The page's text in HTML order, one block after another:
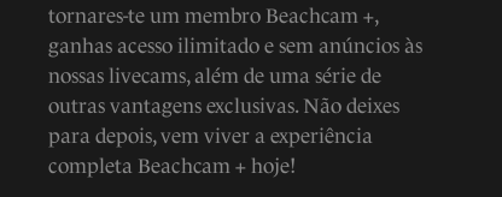
tornares-te um membro Beachcam +,
ganhas acesso ilimitado e sem anúncios às
nossas livecams, além de uma série de
outras vantagens exclusivas. Não deixes
para depois, vem viver a experiência
completa Beachcam + hoje!